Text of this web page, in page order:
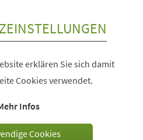
erklären Sie sich damit
Cookies verwendet.
Infos
Cookies